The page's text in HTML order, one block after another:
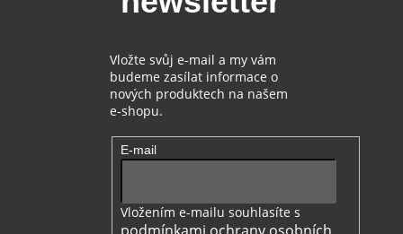
Vložte svůj e-mail a my vám
budeme zasílat informace o
nových produktech na našem
e-shopu.
E-mail
Vložením e-mailu souhlasíte s